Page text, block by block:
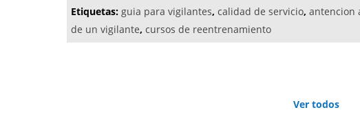
Etiquetas: guia para vigilantes, calidad de servicio, antencion
de un vigilante, cursos de reentrenamiento
Ver todos